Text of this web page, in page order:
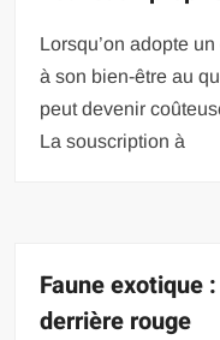
Lorsqu’on adopte
à son bien-être au
peut devenir
La souscription à
Faune exotique
derrière rouge